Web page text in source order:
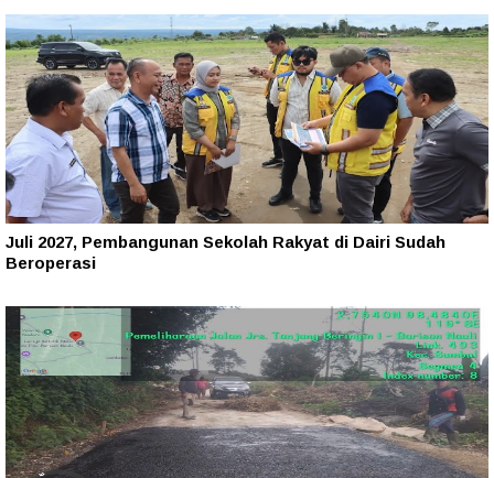
Juli 2027, Pembangunan Sekolah Rakyat di Dairi Sudah
Beroperasi